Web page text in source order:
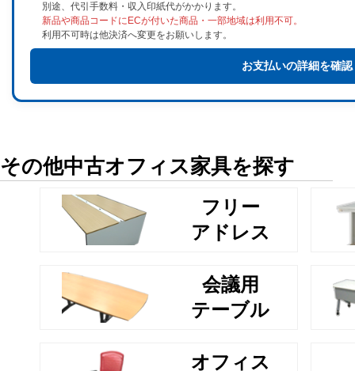
別途、代引手数料・収入印紙代がかかります。
新品や商品コードにECが付いた商品・一部地域は利用不可。
利用不可時は他決済へ変更をお願いします。
お支払いの詳細を確認
その他中古オフィス家具を探す
フリー
アドレス
会議用
テーブル
オフィス